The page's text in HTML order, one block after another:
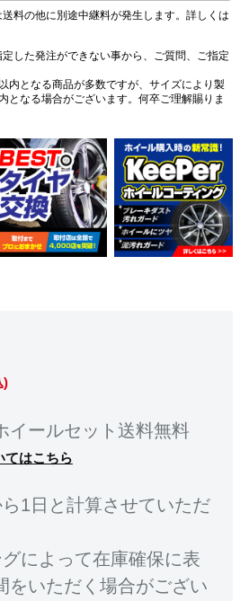
料の他に別途中継料が発生します。詳しくは
した発注ができない事から、ご質問、ご指定
内となる商品が多数ですが、サイズにより製
となる場合がございます。何卒ご理解賜りま
)
イールセット送料無料
てはこちら
1日と計算させていただ
によって在庫確保に表
をいただく場合がござい